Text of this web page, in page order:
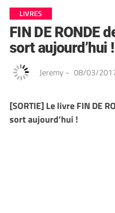
LIVRES
FIN DE RONDE
sort aujourd’hui !
Jeremy - 08/03/
[SORTIE] Le livre FIN DE
sort aujourd’hui !